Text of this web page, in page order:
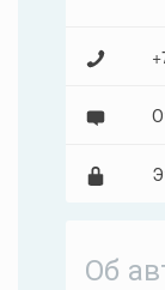
Об